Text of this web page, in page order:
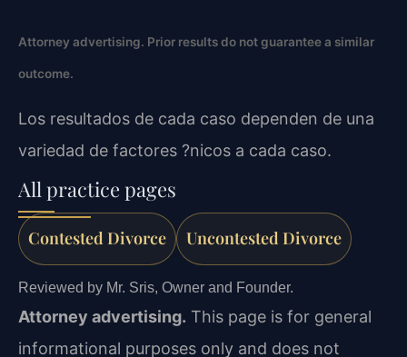
Attorney advertising. Prior results do not guarantee a similar
outcome.
Los resultados de cada caso dependen de una
variedad de factores ?nicos a cada caso.
All practice pages
Contested Divorce Uncontested Divorce
Reviewed by Mr. Sris, Owner and Founder.
Attorney advertising. This page is for general
informational purposes only and does not